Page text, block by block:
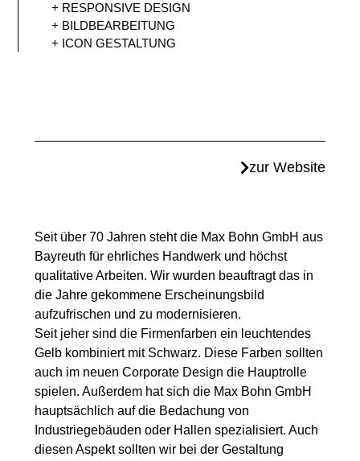
+ RESPONSIVE DESIGN
+ BILDBEARBEITUNG
+ ICON GESTALTUNG
zur Website
Seit über 70 Jahren steht die Max Bohn GmbH aus
Bayreuth für ehrliches Handwerk und höchst
qualitative Arbeiten. Wir wurden beauftragt das in
die Jahre gekommene Erscheinungsbild
aufzufrischen und zu modernisieren.
Seit jeher sind die Firmenfarben ein leuchtendes
Gelb kombiniert mit Schwarz. Diese Farben sollten
auch im neuen Corporate Design die Hauptrolle
spielen. Außerdem hat sich die Max Bohn GmbH
hauptsächlich auf die Bedachung von
Industriegebäuden oder Hallen spezialisiert. Auch
diesen Aspekt sollten wir bei der Gestaltung